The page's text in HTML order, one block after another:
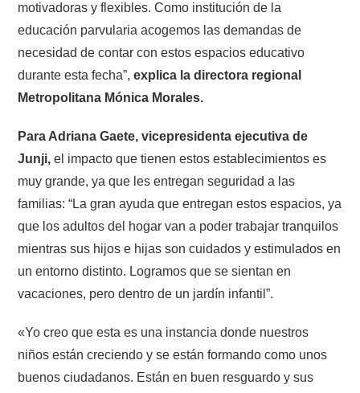
motivadoras y flexibles. Como institución de la
educación parvularia acogemos las demandas de
necesidad de contar con estos espacios educativo
durante esta fecha”,explica la directora regional
Metropolitana Mónica Morales.
Para Adriana Gaete, vicepresidenta ejecutiva de
Junji, el impacto que tienen estos establecimientos es
muy grande, ya que les entregan seguridad a las
familias: “La gran ayuda que entregan estos espacios, ya
que los adultos del hogar van a poder trabajar tranquilos
mientras sus hijos e hijas son cuidados y estimulados en
un entorno distinto. Logramos que se sientan en
vacaciones, pero dentro de un jardín infantil”.
«Yo creo que esta es una instancia donde nuestros
niños están creciendo y se están formando como unos
buenos ciudadanos. Están en buen resguardo y sus